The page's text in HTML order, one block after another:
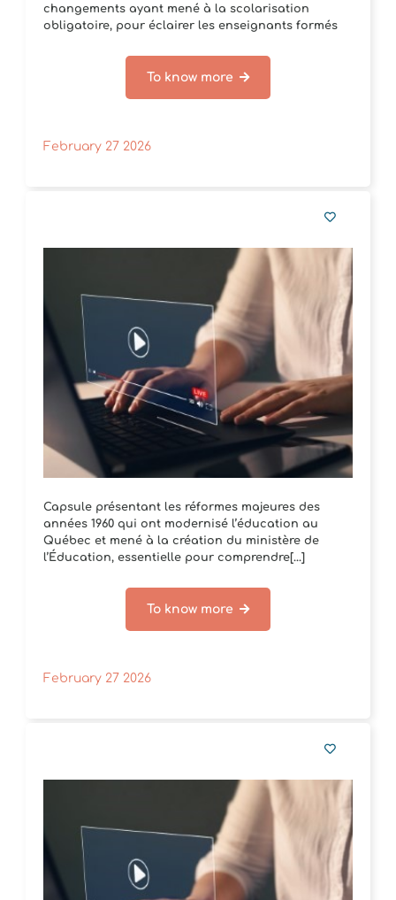
changements ayant mené à la scolarisation
obligatoire, pour éclairer les enseignants formés
To know more
February 27 2026
Capsule présentant les réformes majeures des
années 1960 qui ont modernisé l’éducation au
Québec et mené à la création du ministère de
l’Éducation, essentielle pour comprendre[...]
To know more
February 27 2026